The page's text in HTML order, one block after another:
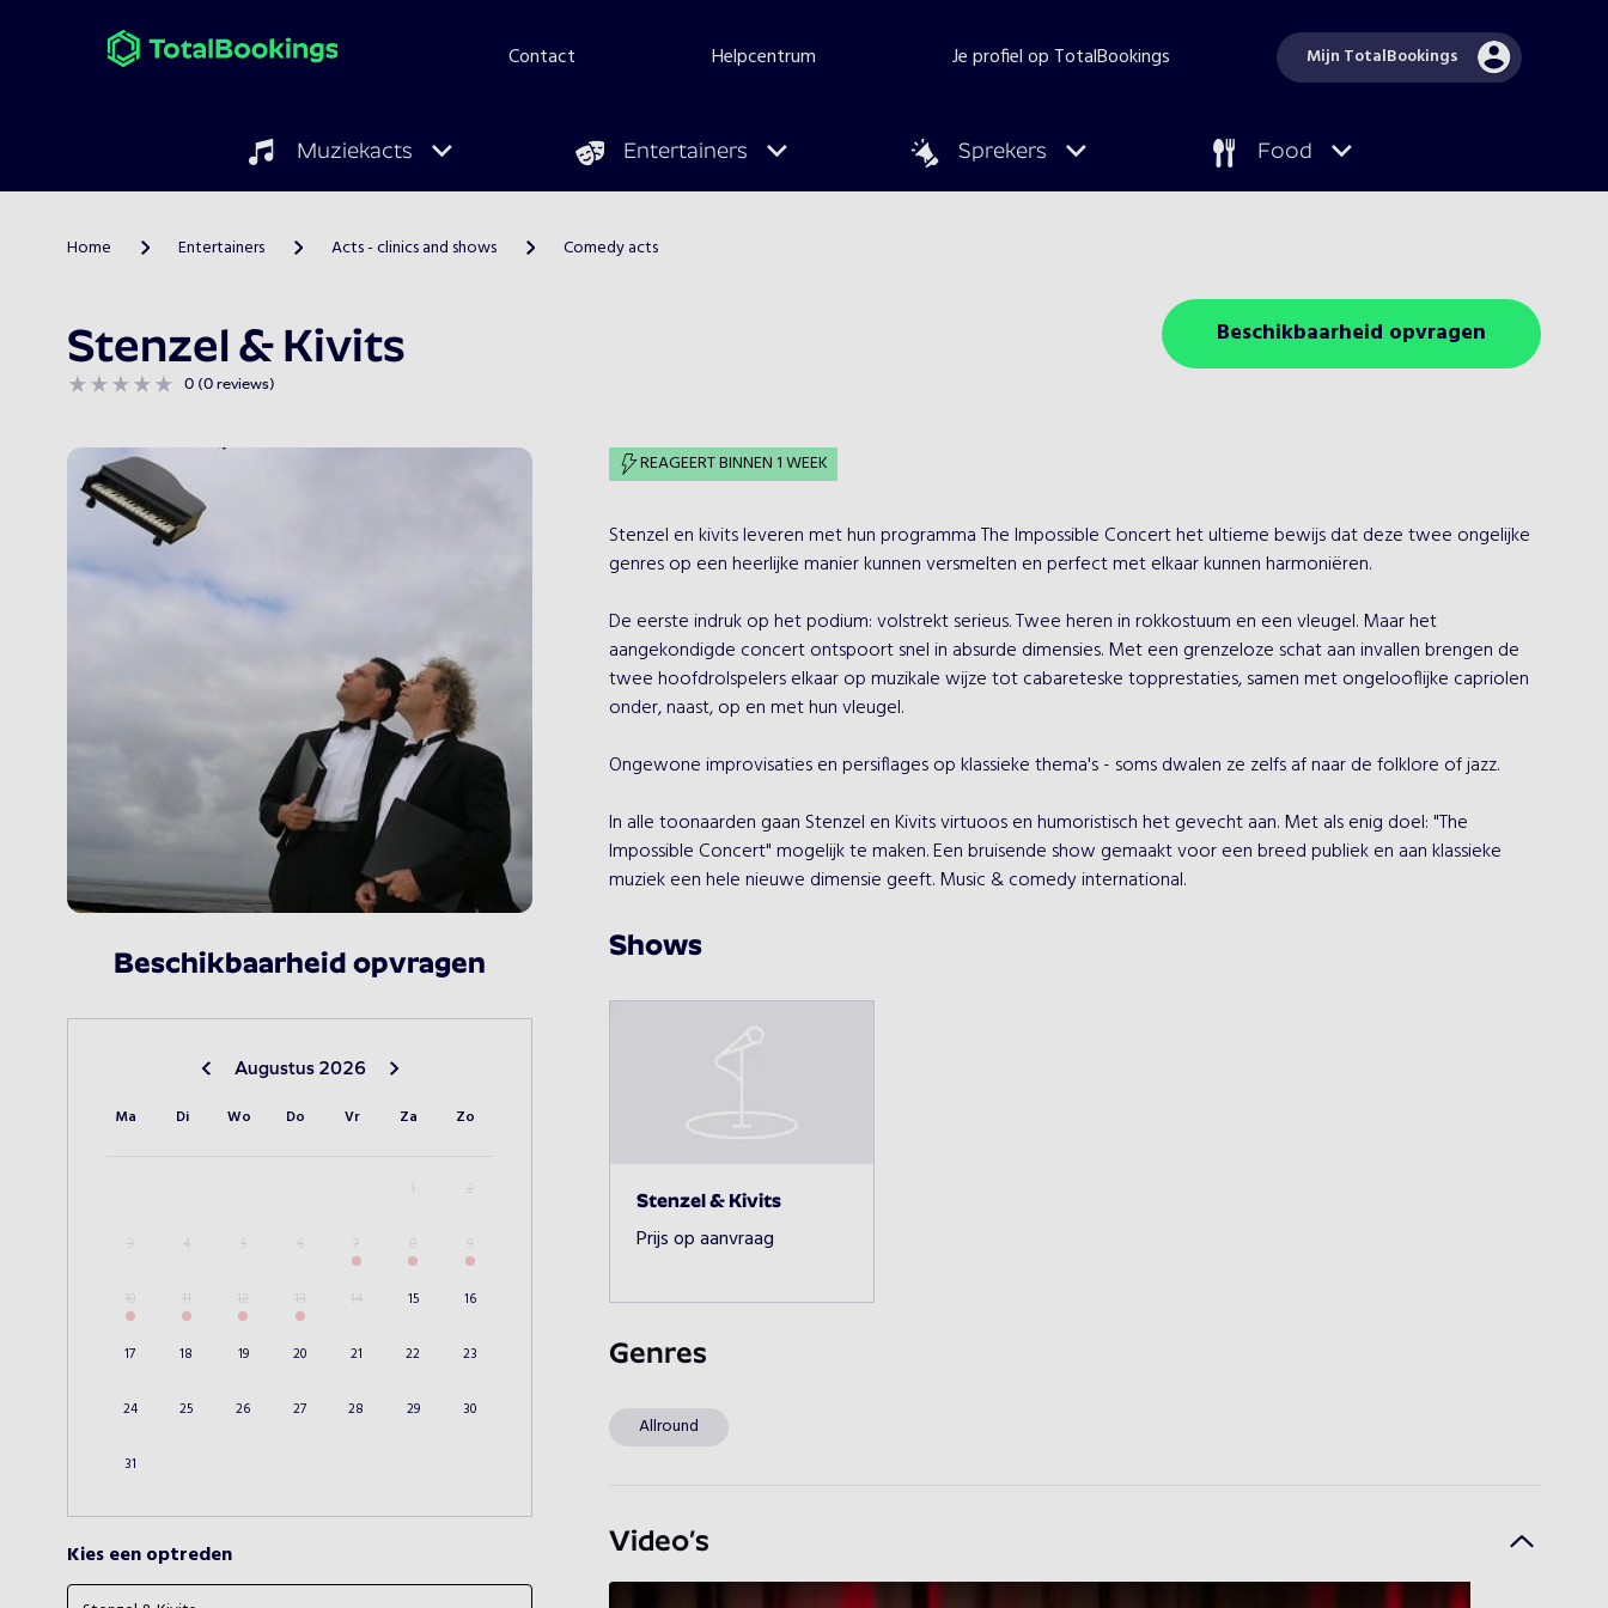
Contact Helpcentrum Je profiel op TotalBookings Mijn TotalBookings
Muziekacts Entertainers Sprekers Food
Home > Entertainers > Acts - clinics and shows > Comedy acts
Stenzel & Kivits
0 (0 reviews)
Beschikbaarheid opvragen
Beschikbaarheid opvragen
Vorige maand
Augustus 2026
Ma Di Wo Do Vr Za Zo
1 2
3 4 5 6 7 8 9
10 11 12 13 14 15 16
17 18 19 20 21 22 23
24 25 26 27 28 29 30
31
Kies een optreden
REAGEERT BINNEN 1 WEEK
Stenzel en kivits leveren met hun programma The Impossible Concert het ultieme bewijs dat deze twee ongelijke
genres op een heerlijke manier kunnen versmelten en perfect met elkaar kunnen harmoniëren.
De eerste indruk op het podium: volstrekt serieus. Twee heren in rokkostuum en een vleugel. Maar het
aangekondigde concert ontspoort snel in absurde dimensies. Met een grenzeloze schat aan invallen brengen de
twee hoofdrolspelers elkaar op muzikale wijze tot cabareteske topprestaties, samen met ongelooflijke capriolen
onder, naast, op en met hun vleugel.
Ongewone improvisaties en persiflages op klassieke thema's - soms dwalen ze zelfs af naar de folklore of jazz.
In alle toonaarden gaan Stenzel en Kivits virtuoos en humoristisch het gevecht aan. Met als enig doel: "The
Impossible Concert" mogelijk te maken. Een bruisende show gemaakt voor een breed publiek en aan klassieke
muziek een hele nieuwe dimensie geeft. Music & comedy international.
Shows
Stenzel & Kivits
Prijs op aanvraag
Genres
Allround
Video’s